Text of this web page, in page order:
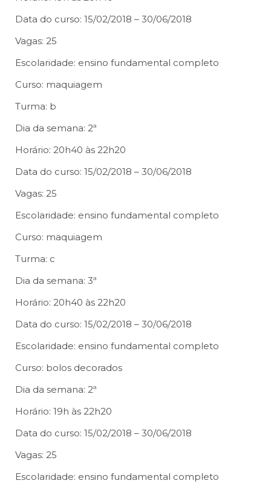
Data do curso: 15/02/2018 – 30/06/2018
Vagas: 25
Escolaridade: ensino fundamental completo
Curso: maquiagem
Turma: b
Dia da semana: 2ª
Horário: 20h40 às 22h20
Data do curso: 15/02/2018 – 30/06/2018
Vagas: 25
Escolaridade: ensino fundamental completo
Curso: maquiagem
Turma: c
Dia da semana: 3ª
Horário: 20h40 às 22h20
Data do curso: 15/02/2018 – 30/06/2018
Escolaridade: ensino fundamental completo
Curso: bolos decorados
Dia da semana: 2ª
Horário: 19h às 22h20
Data do curso: 15/02/2018 – 30/06/2018
Vagas: 25
Escolaridade: ensino fundamental completo